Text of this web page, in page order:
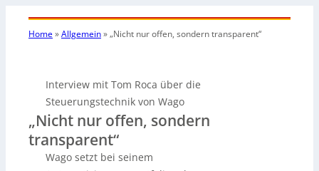
Home»Allgemein»„Nicht nur offen, sondern transparent“
Interview mit Tom Roca über die
Steuerungstechnik von Wago
„Nicht nur offen, sondern
transparent“
Wago setzt bei seinem